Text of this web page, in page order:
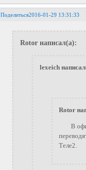
Поделиться2016-01-29 13:31:33
Rotor написал(а):
lexeich
Rotor
В
Теле2.